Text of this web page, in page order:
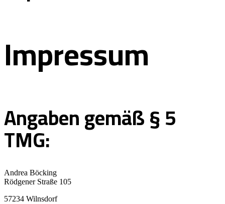
Impressum
Angaben gemäß § 5
TMG:
Andrea Böcking
Rödgener Straße 105
57234 Wilnsdorf